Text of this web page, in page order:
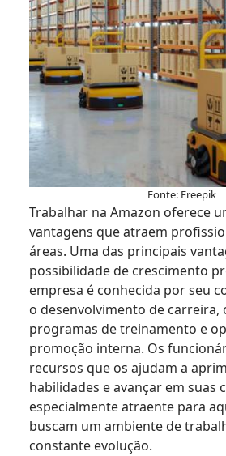
Fonte: Freepik
Trabalhar na Amazon oferece
vantagens que atraem
áreas. Uma das principais
possibilidade de crescimento
empresa é conhecida por seu
o desenvolvimento de carreira,
programas de treinamento e
promoção interna. Os
recursos que os ajudam a
habilidades e avançar em suas
especialmente atraente para
buscam um ambiente de
constante evolução.